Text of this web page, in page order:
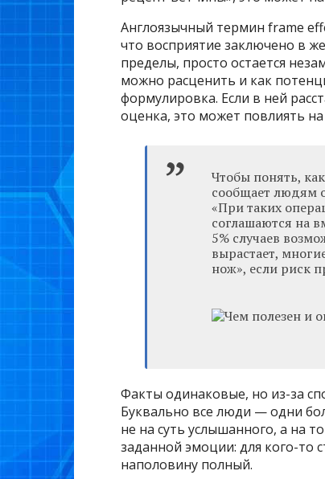
Англоязычный термин frame
что восприятие заключено в
пределы, просто остается
можно расценить и как
формулировка. Если в ней
оценка, это может повлиять
Чтобы понять,
сообщает людям
«При таких
соглашаются на
5% случаев
вырастает,
нож», если риск
Факты одинаковые, но из-за
Буквально все люди — одни
не на суть услышанного, а на
заданной эмоции: для кого-то
наполовину полный.